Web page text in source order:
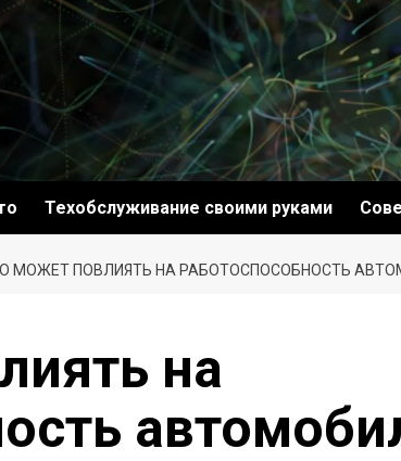
Техобслуживание своими руками
МОЖЕТ ПОВЛИЯТЬ НА РАБОТОСПОСОБНОСТЬ
на